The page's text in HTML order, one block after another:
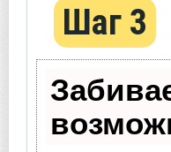
Шаг 3